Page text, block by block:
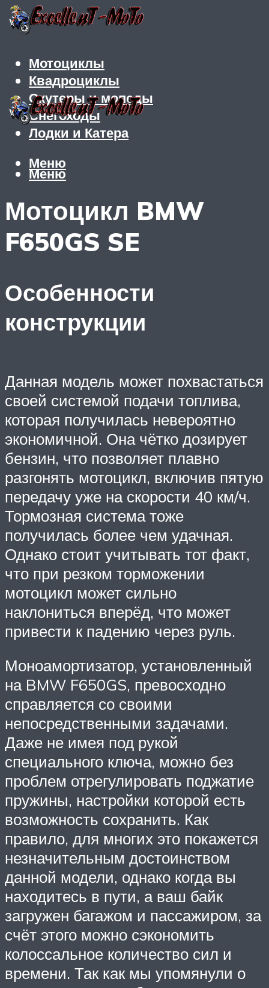
Мотоциклы
Квадроциклы
Скутеры и мопеды
Снегоходы
Лодки и Катера
Меню
Меню
Мотоцикл BMW
F650GS SE
Особенности
конструкции
Данная модель может похвастаться
своей системой подачи топлива,
которая получилась невероятно
экономичной. Она чётко дозирует
бензин, что позволяет плавно
разгонять мотоцикл, включив пятую
передачу уже на скорости 40 км/ч.
Тормозная система тоже
получилась более чем удачная.
Однако стоит учитывать тот факт,
что при резком торможении
мотоцикл может сильно
наклониться вперёд, что может
привести к падению через руль.
Моноамортизатор, установленный
на BMW F650GS, превосходно
справляется со своими
непосредственными задачами.
Даже не имея под рукой
специального ключа, можно без
проблем отрегулировать поджатие
пружины, настройки которой есть
возможность сохранить. Как
правило, для многих это покажется
незначительным достоинством
данной модели, однако когда вы
находитесь в пути, а ваш байк
загружен багажом и пассажиром, за
счёт этого можно сэкономить
колоссальное количество сил и
времени. Так как мы упомянули о